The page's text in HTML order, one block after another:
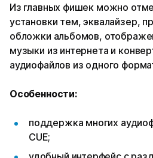
Из главных фишек можно
установки тем, эквалайзер,
обложки альбомов,
музыки из интернета и
аудиофайлов из одного
Особенности:
поддержка многих
CUE;